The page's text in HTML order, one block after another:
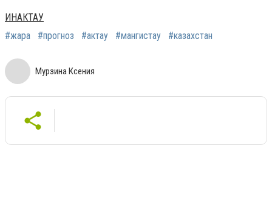
ИНАКТАУ
#жара
#прогноз #актау #мангистау #казахстан
Мурзина Ксения